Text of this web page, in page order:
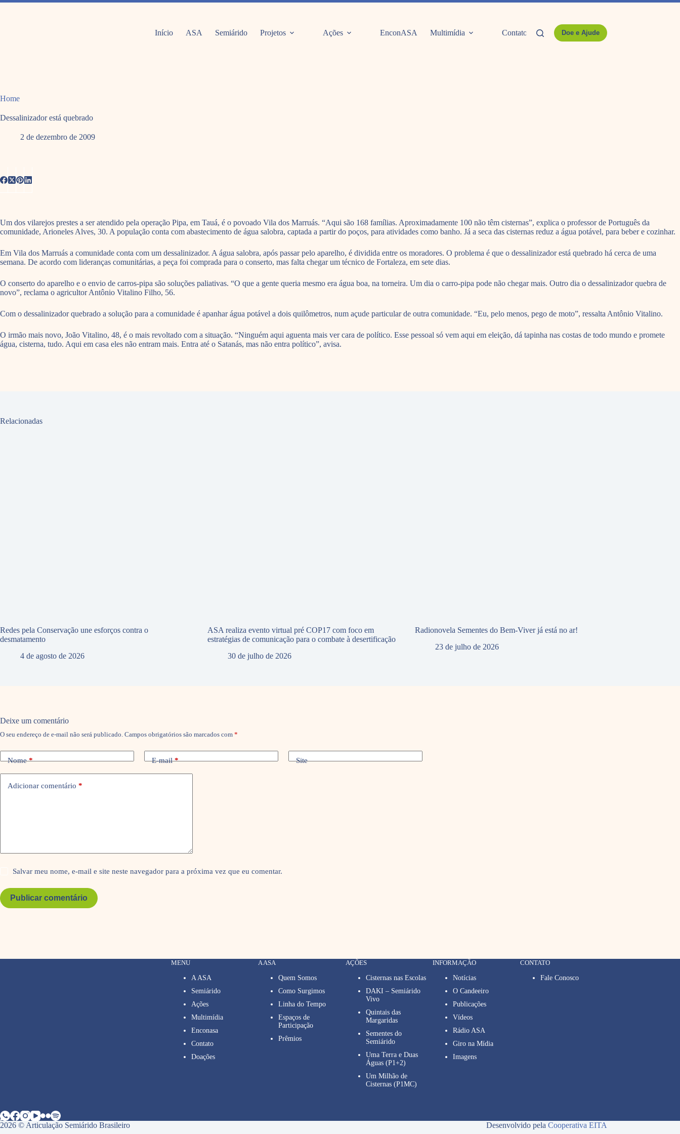
Pular
Início ASA Semiárido Projetos Ações EnconASA Multimídia Contato Doe e Ajude
Home
Dessalinizador está quebrado
2 de dezembro de 2009
Um dos vilarejos prestes a ser atendido pela operação Pipa, em Tauá, é o povoado Vila dos Marruás. “Aqui são 168 famílias. Aproximadamente 100 não têm cisternas”, explica o professor de Português da
comunidade, Arioneles Alves, 30. A população conta com abastecimento de água salobra, captada a partir do poços, para atividades como banho. Já a seca das cisternas reduz a água potável, para beber e cozinhar.
Em Vila dos Marruás a comunidade conta com um dessalinizador. A água salobra, após passar pelo aparelho, é dividida entre os moradores. O problema é que o dessalinizador está quebrado há cerca de uma
semana. De acordo com lideranças comunitárias, a peça foi comprada para o conserto, mas falta chegar um técnico de Fortaleza, em sete dias.
O conserto do aparelho e o envio de carros-pipa são soluções paliativas. “O que a gente queria mesmo era água boa, na torneira. Um dia o carro-pipa pode não chegar mais. Outro dia o dessalinizador quebra de
novo”, reclama o agricultor Antônio Vitalino Filho, 56.
Com o dessalinizador quebrado a solução para a comunidade é apanhar água potável a dois quilômetros, num açude particular de outra comunidade. “Eu, pelo menos, pego de moto”, ressalta Antônio Vitalino.
O irmão mais novo, João Vitalino, 48, é o mais revoltado com a situação. “Ninguém aqui aguenta mais ver cara de político. Esse pessoal só vem aqui em eleição, dá tapinha nas costas de todo mundo e promete
água, cisterna, tudo. Aqui em casa eles não entram mais. Entra até o Satanás, mas não entra político”, avisa.
Relacionadas
Redes pela Conservação une esforços contra o
desmatamento
4 de agosto de 2026
ASA realiza evento virtual pré COP17 com foco em
estratégias de comunicação para o combate à desertificação
30 de julho de 2026
Radionovela Sementes do Bem-Viver já está no ar!
23 de julho de 2026
Deixe um comentário
O seu endereço de e-mail não será publicado. Campos obrigatórios são marcados com *
Nome* E-mail* Site
Adicionar comentário *
Salvar meu nome, e-mail e site neste navegador para a próxima vez que eu comentar.
Publicar comentário
MENU
A ASA
Semiárido
Ações
Multimídia
Enconasa
Contato
Doações
A ASA
Quem Somos
Como Surgimos
Linha do Tempo
Espaços de
Participação
Prêmios
AÇÕES
Cisternas nas Escolas
DAKI – Semiárido
Vivo
Quintais das
Margaridas
Sementes do
Semiárido
Uma Terra e Duas
Águas (P1+2)
Um Milhão de
Cisternas (P1MC)
INFORMAÇÃO
Notícias
O Candeeiro
Publicações
Vídeos
Rádio ASA
Giro na Mídia
Imagens
CONTATO
Fale Conosco
2026 © Articulação Semiárido Brasileiro Desenvolvido pela Cooperativa EITA